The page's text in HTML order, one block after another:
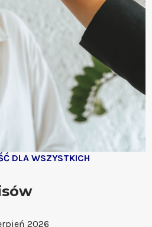
DLA WSZYSTKICH
2026